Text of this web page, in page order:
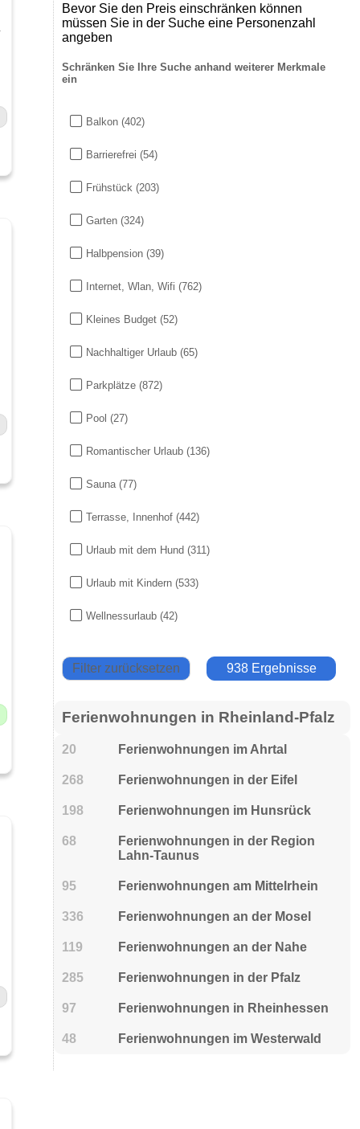
Bevor Sie den Preis einschränken können
müssen Sie in der Suche eine Personenzahl
angeben
Schränken Sie Ihre Suche anhand weiterer Merkmale
ein
Balkon (402)
Barrierefrei (54)
Frühstück (203)
Garten (324)
Halbpension (39)
Internet, Wlan, Wifi (762)
Kleines Budget (52)
Nachhaltiger Urlaub (65)
Parkplätze (872)
Pool (27)
Romantischer Urlaub (136)
Sauna (77)
Terrasse, Innenhof (442)
Urlaub mit dem Hund (311)
Urlaub mit Kindern (533)
Wellnessurlaub (42)
Filter zurücksetzen 938 Ergebnisse
Ferienwohnungen in Rheinland-Pfalz
20 Ferienwohnungen im Ahrtal
268 Ferienwohnungen in der Eifel
198 Ferienwohnungen im Hunsrück
68
Ferienwohnungen in der Region
Lahn-Taunus
95 Ferienwohnungen am Mittelrhein
336 Ferienwohnungen an der Mosel
119 Ferienwohnungen an der Nahe
285 Ferienwohnungen in der Pfalz
97 Ferienwohnungen in Rheinhessen
48 Ferienwohnungen im Westerwald